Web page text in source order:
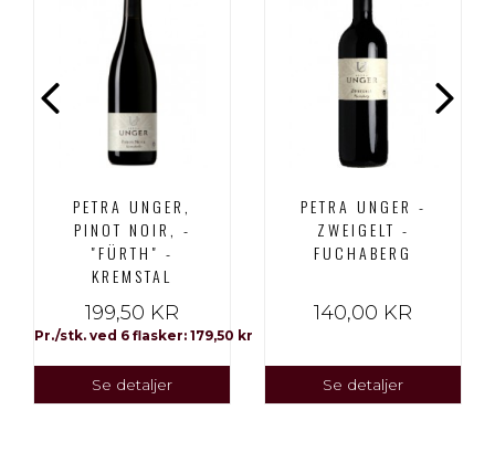
PETRA UNGER,
PINOT NOIR, -
"FÜRTH" -
KREMSTAL
199,50 KR
Pr./stk. ved 6 flasker: 179,50 kr
Se detaljer
PETRA UNGER -
ZWEIGELT -
FUCHABERG
140,00 KR
Se detaljer